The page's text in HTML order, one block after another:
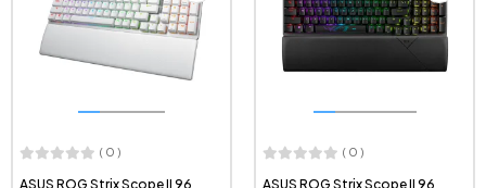
( 0 )
ASUS ROG Strix Scope II 96
( 0 )
ASUS ROG Strix Scope II 96